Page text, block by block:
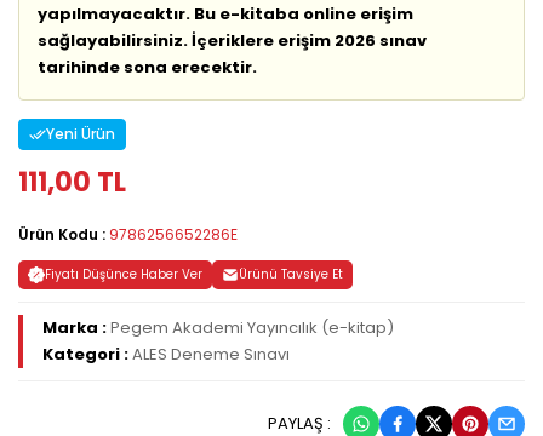
yapılmayacaktır. Bu e-kitaba online erişim
sağlayabilirsiniz. İçeriklere erişim 2026 sınav
tarihinde sona erecektir.
Yeni Ürün
111,00 TL
Ürün Kodu : 9786256652286E
Fiyatı Düşünce Haber Ver Ürünü Tavsiye Et
Marka :Pegem Akademi Yayıncılık (e-kitap)
Kategori :ALES Deneme Sınavı
PAYLAŞ :